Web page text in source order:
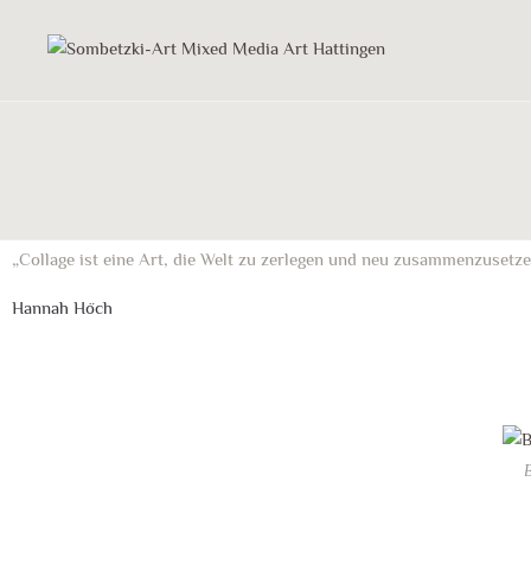
„Collage ist eine Art, die Welt zu zerlegen und neu
Hannah Höch